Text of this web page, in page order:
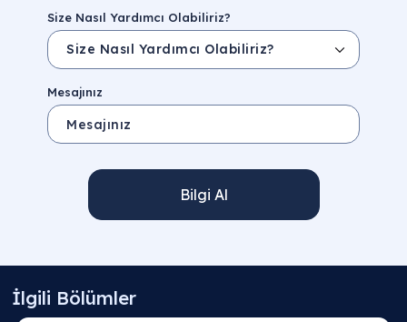
Size Nasıl Yardımcı Olabiliriz?
Mesajınız
Bilgi Al